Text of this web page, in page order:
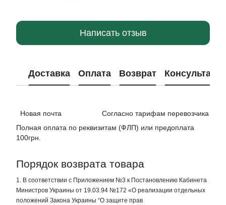
Написать отзыв
Доставка Оплата Возврат
Новая почта Согласно тарифам перевозчика
Полная оплата по реквизитам (ФЛП) или предоплата
100грн.
Порядок возврата товара
1. В соответствии с Приложением №3 к Постановлению Кабинета
Министров Украины от 19.03.94 №172 «О реализации отдельных
положений Закона Украины “О защите прав